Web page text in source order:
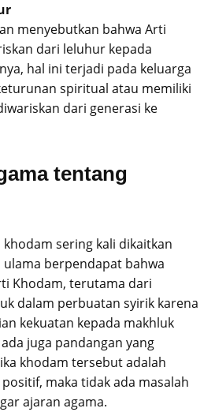
menyebutkan bahwa Arti
dari leluhur kepada
hal ini terjadi pada keluarga
spiritual atau memiliki
dari generasi ke
tentang
sering kali dikaitkan
ulama berpendapat bahwa
Khodam, terutama dari
dalam perbuatan syirik karena
kekuatan kepada makhluk
juga pandangan yang
khodam tersebut adalah
maka tidak ada masalah
ajaran agama.